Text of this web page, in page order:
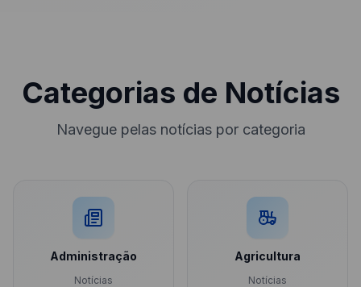
Categorias de Notícias
Navegue pelas notícias por categoria
Administração
Notícias
Agricultura
Notícias